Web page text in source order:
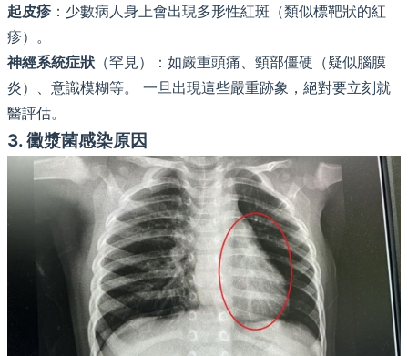
起皮疹：少數病人身上會出現多形性紅斑（類似標靶狀的紅
疹）。
神經系統症狀 （罕見）：如嚴重頭痛、頸部僵硬（疑似腦膜
炎）、意識模糊等。 一旦出現這些嚴重跡象，絕對要立刻就
醫評估。
3. 黴漿菌感染原因